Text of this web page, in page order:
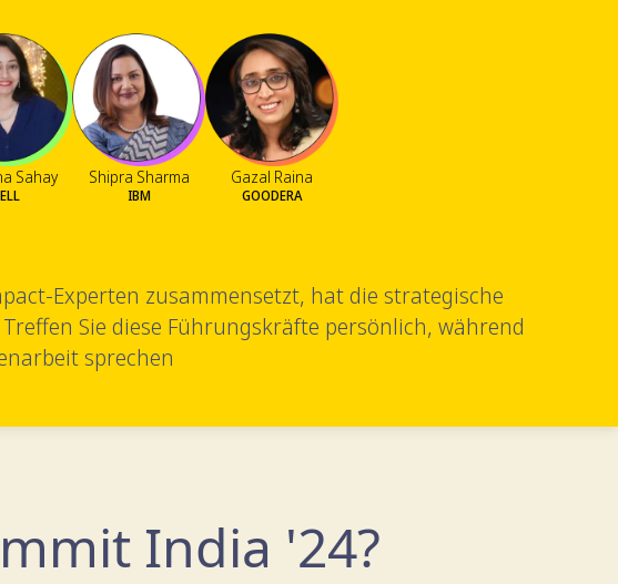
Sahay Shipra Sharma
IBM
Gazal Raina
GOODERA
Experten zusammensetzt, hat die strategische
Sie diese Führungskräfte persönlich, während
sprechen
India '24?